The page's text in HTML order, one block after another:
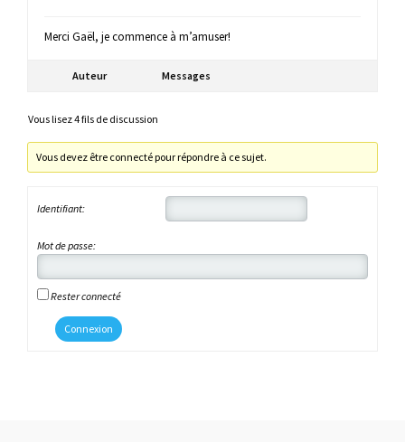
Merci Gaël, je commence à m’amuser!
Auteur Messages
Vous lisez 4 fils de discussion
Vous devez être connecté pour répondre à ce sujet.
Identifiant:
Mot de passe:
Rester connecté
Connexion